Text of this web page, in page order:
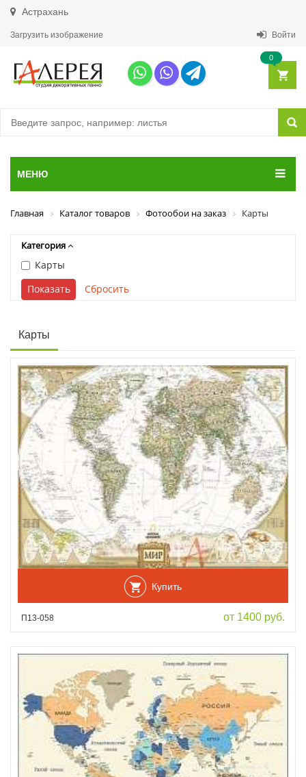
Астрахань
Загрузить изображение Войти
0
МЕНЮ
Главная Каталог товаров Фотообои на заказ Карты
Категория
Карты
Карты
Купить
П13-058 от 1400 руб.